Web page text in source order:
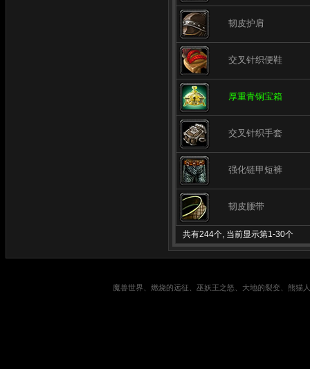
韧皮护肩
交叉针织便鞋
厚重青铜宝箱
交叉针织手套
强化链甲短裤
韧皮腰带
共有244个, 当前显示第1-30个
魔兽世界、燃烧的远征、巫妖王之怒、大地的裂变、熊猫